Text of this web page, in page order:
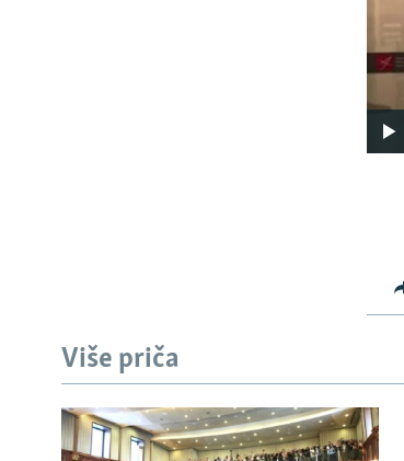
Više priča